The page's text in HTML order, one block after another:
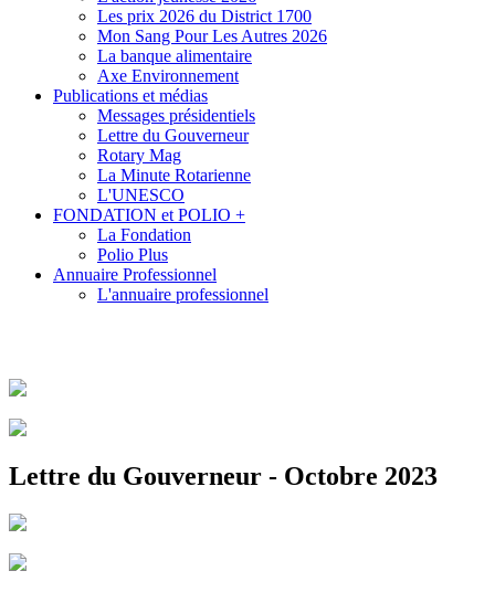
Les prix 2026 du District 1700
Mon Sang Pour Les Autres 2026
La banque alimentaire
Axe Environnement
Publications et médias
Messages présidentiels
Lettre du Gouverneur
Rotary Mag
La Minute Rotarienne
L'UNESCO
FONDATION et POLIO +
La Fondation
Polio Plus
Annuaire Professionnel
L'annuaire professionnel
Lettre du Gouverneur - Octobre 2023